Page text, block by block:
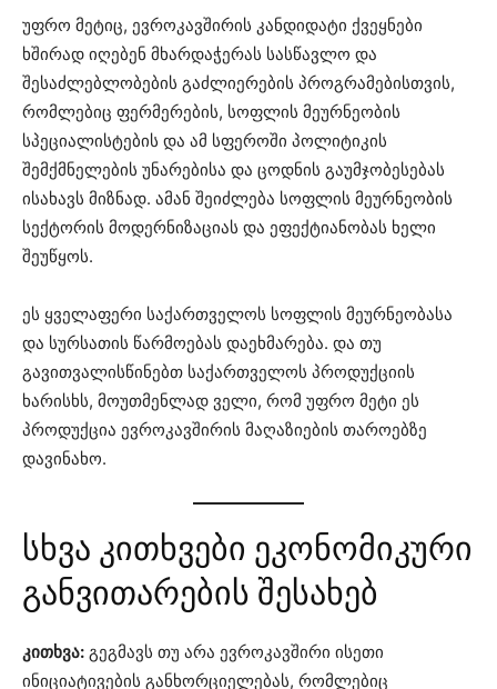
უფრო მეტიც, ევროკავშირის კანდიდატი ქვეყნები
ხშირად იღებენ მხარდაჭერას სასწავლო და
შესაძლებლობების გაძლიერების პროგრამებისთვის,
რომლებიც ფერმერების, სოფლის მეურნეობის
სპეციალისტების და ამ სფეროში პოლიტიკის
შემქმნელების უნარებისა და ცოდნის გაუმჯობესებას
ისახავს მიზნად. ამან შეიძლება სოფლის მეურნეობის
სექტორის მოდერნიზაციას და ეფექტიანობას ხელი
შეუწყოს.
ეს ყველაფერი საქართველოს სოფლის მეურნეობასა
და სურსათის წარმოებას დაეხმარება. და თუ
გავითვალისწინებთ საქართველოს პროდუქციის
ხარისხს, მოუთმენლად ველი, რომ უფრო მეტი ეს
პროდუქცია ევროკავშირის მაღაზიების თაროებზე
დავინახო.
სხვა კითხვები ეკონომიკური
განვითარების შესახებ
კითხვა: გეგმავს თუ არა ევროკავშირი ისეთი
ინიციატივების განხორციელებას, რომლებიც